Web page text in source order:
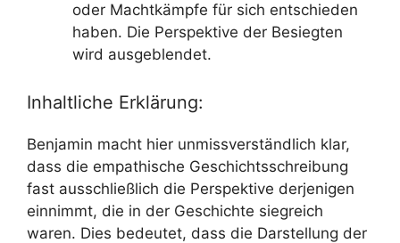
oder Machtkämpfe für sich entschieden
haben. Die Perspektive der Besiegten
wird ausgeblendet.
Inhaltliche Erklärung:
Benjamin macht hier unmissverständlich klar,
dass die empathische Geschichtsschreibung
fast ausschließlich die Perspektive derjenigen
einnimmt, die in der Geschichte siegreich
waren. Dies bedeutet, dass die Darstellung der